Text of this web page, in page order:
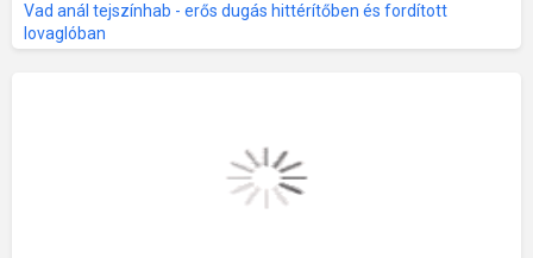
Vad anál tejszínhab - erős dugás hittérítőben és fordított
lovaglóban